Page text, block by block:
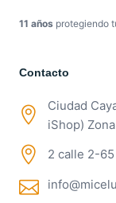
11 años protegiendo
Contacto
Ciudad
iShop)
2 calle 2-65